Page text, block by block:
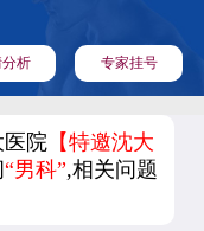
析 专家挂号
医院 【特邀沈大
“男科”,相关问题